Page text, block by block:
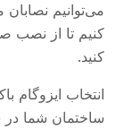
می‌توانیم
کنیم تا از نصب
کنید.
انتخاب ایزوگام
ساختمان شما در